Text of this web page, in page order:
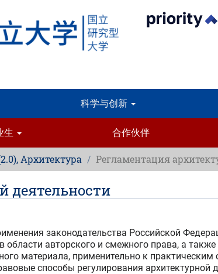
科学与创新
生 合作伙伴
Архитектура Регламентация
деятельности
законодательства Российской
области авторского и смежного права, а
материала, применительно к
способы регулирования архитектурной